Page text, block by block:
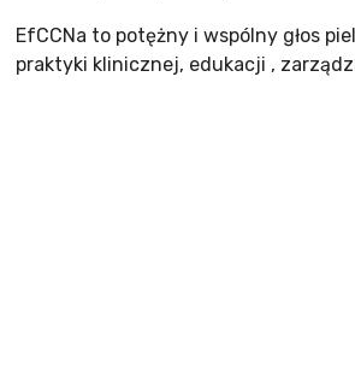
EfCCNa to potężny i wspólny głos
praktyki klinicznej, edukacji ,